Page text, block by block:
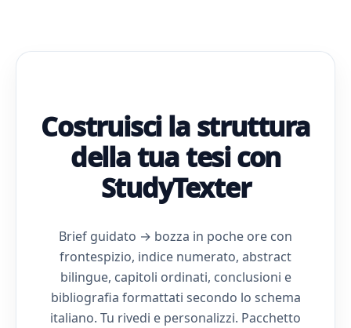
Costruisci la struttura
della tua tesi con
StudyTexter
Brief guidato → bozza in poche ore con
frontespizio, indice numerato, abstract
bilingue, capitoli ordinati, conclusioni e
bibliografia formattati secondo lo schema
italiano. Tu rivedi e personalizzi. Pacchetto